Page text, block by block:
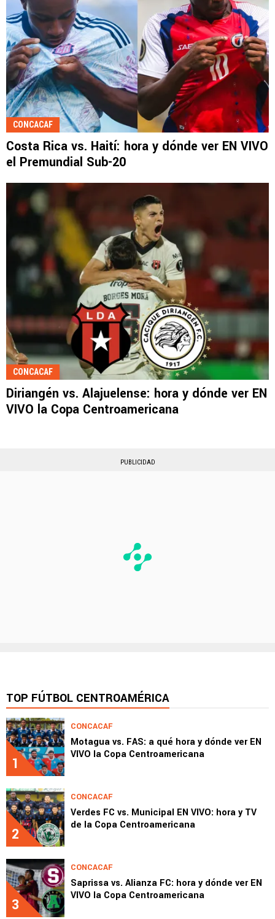
CONCACAF
Costa Rica vs. Haití: hora y dónde ver EN VIVO
el Premundial Sub-20
CONCACAF
Diriangén vs. Alajuelense: hora y dónde ver EN
VIVO la Copa Centroamericana
PUBLICIDAD
TOP FÚTBOL CENTROAMÉRICA
1
CONCACAF
Motagua vs. FAS: a qué hora y dónde ver EN
VIVO la Copa Centroamericana
2
CONCACAF
Verdes FC vs. Municipal EN VIVO: hora y TV
de la Copa Centroamericana
3
CONCACAF
Saprissa vs. Alianza FC: hora y dónde ver EN
VIVO la Copa Centroamericana